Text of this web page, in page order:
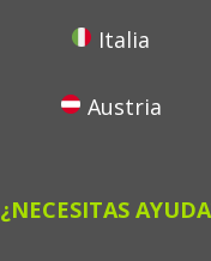
Italia
Austria
¿NECESITAS